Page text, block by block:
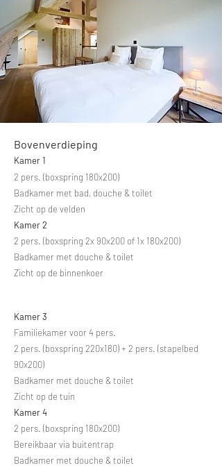
Bovenverdieping
Kamer 1
2 pers. (boxspring 180x200)
Badkamer met bad, douche & toilet
Zicht op de velden
Kamer 2
2 pers. (boxspring 2x 90x200 of 1x 180x200)
Badkamer met douche & toilet
Zicht op de binnenkoer
Kamer 3
​Familiekamer voor 4 pers.
2 pers. (boxspring 220x180) + 2 pers. (stapelbed
90x200)
Badkamer met douche & toilet
Zicht op de tuin
Kamer 4
2 pers. (boxspring 180x200)
Bereikbaar via buitentrap
Badkamer met douche & toilet